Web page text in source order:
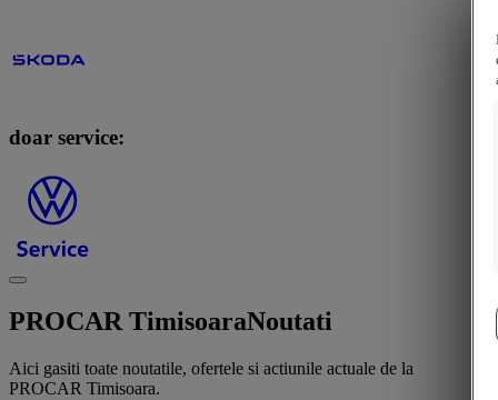
doar service:
PROCAR TimisoaraNoutati
Aici gasiti toate noutatile, ofertele si actiunile actuale de la
PROCAR Timisoara.